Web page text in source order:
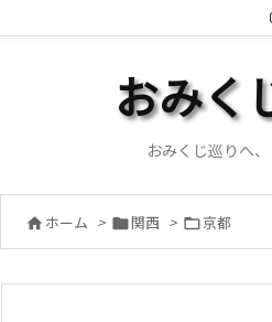
おみく
おみくじ巡りへ、
 ホーム > 関西 > 京都